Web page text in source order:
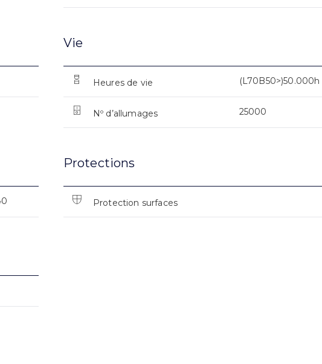
Vie
Heures de vie (L70B50>)50.000h
Nº d’allumages 25000
Protections
Protection surfaces